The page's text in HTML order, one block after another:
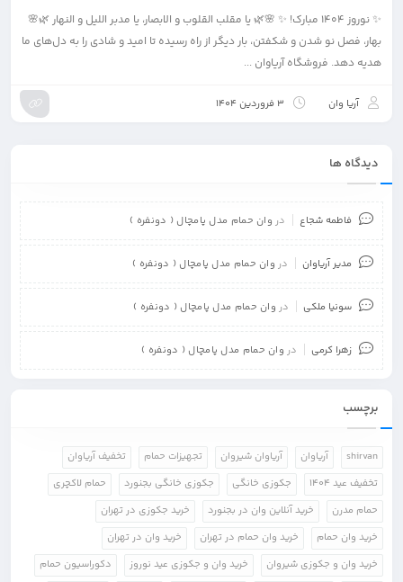
✨ نوروز ۱۴۰۴ مبارک! ✨ 🌸🌿 یا مقلب القلوب و الابصار، یا مدبر اللیل و النهار 🌿🌸
بهار، فصل نو شدن و شکفتن، بار دیگر از راه رسیده تا امید و شادی را به دل‌های ما
هدیه دهد. فروشگاه آریاوان ...
آریا وان 3 فروردین 1404
دیدگاه ها
فاطمه شجاع در وان حمام مدل پامچال ( دونفره )
مدیر آریاوان در وان حمام مدل پامچال ( دونفره )
سونیا ملکی در وان حمام مدل پامچال ( دونفره )
زهرا کرمی در وان حمام مدل پامچال ( دونفره )
برچسب
shirvan آریاوان آریاوان شیروان تجهیزات حمام
تخفیف آریاوان
تخفیف عید 1404
جکوزی خانگی جکوزی خانگی بجنورد
حمام لاکچری
حمام مدرن
خرید آنلاین وان در بجنورد
خرید جکوزی در تهران
خرید وان حمام
خرید وان حمام در تهران
خرید وان در تهران
خرید وان و جکوزی شیروان
خرید وان و جکوزی عید نوروز
دکوراسیون حمام